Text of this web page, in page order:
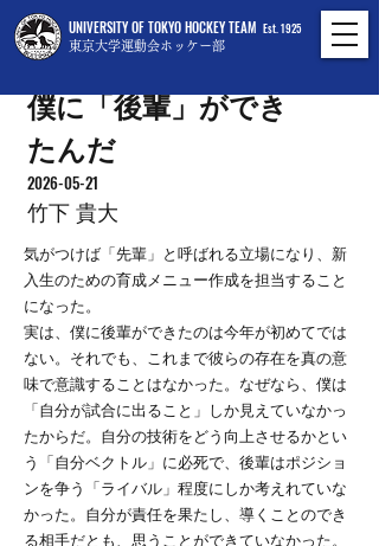
UNIVERSITY OF TOKYO HOCKEY TEAM
東京大学運動会ホッケー部
Est. 1925
僕に「後輩」ができ
たんだ
2026-05-21
竹下 貴大
気がつけば「先輩」と呼ばれる立場になり、新
入生のための育成メニュー作成を担当すること
になった。
実は、僕に後輩ができたのは今年が初めてでは
ない。それでも、これまで彼らの存在を真の意
味で意識することはなかった。なぜなら、僕は
「自分が試合に出ること」しか見えていなかっ
たからだ。自分の技術をどう向上させるかとい
う「自分ベクトル」に必死で、後輩はポジショ
ンを争う「ライバル」程度にしか考えれていな
かった。自分が責任を果たし、導くことのでき
る相手だとも、思うことができていなかった。